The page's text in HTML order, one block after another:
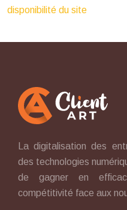
disponibilité du site
La digitalisation des
des technologies
de gagner en
compétitivité face aux